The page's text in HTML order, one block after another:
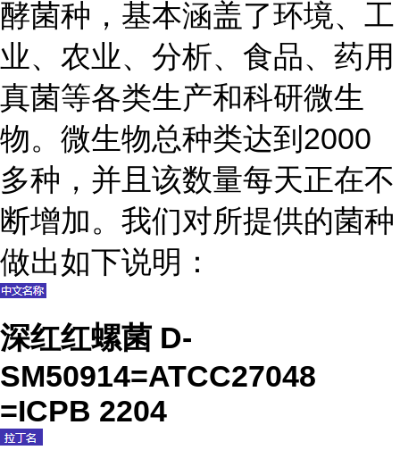
酵菌种，基本涵盖了环境、工
业、农业、分析、食品、药用
真菌等各类生产和科研微生
物。微生物总种类达到2000
多种，并且该数量每天正在不
断增加。我们对所提供的菌种
做出如下说明：
深红红螺菌 D-
SM50914=ATCC27048
=ICPB 2204